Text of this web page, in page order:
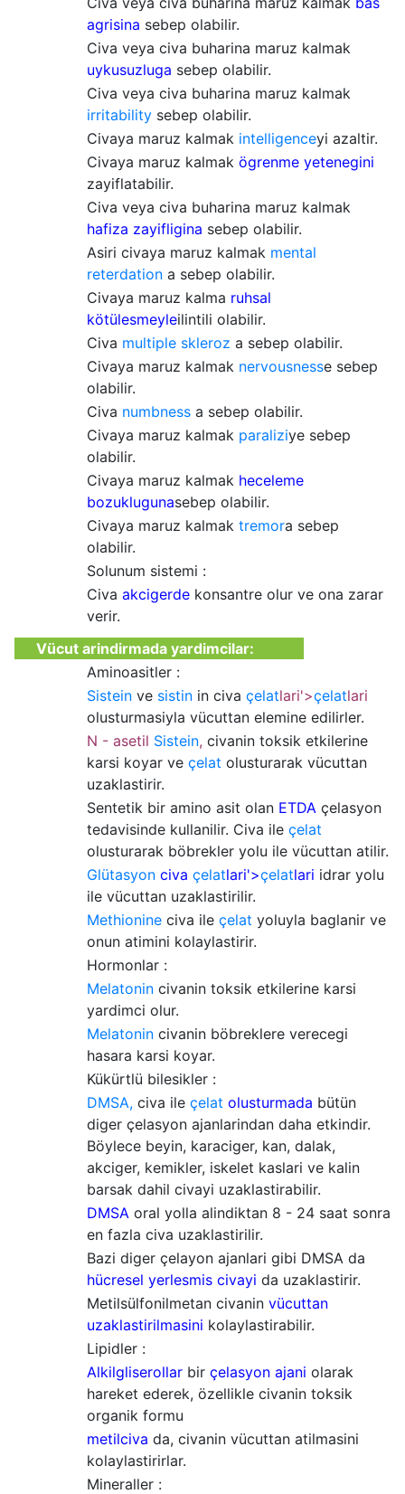
agrisina sebep olabilir.
Civa veya civa buharina maruz kalmak
uykusuzluga sebep olabilir.
Civa veya civa buharina maruz kalmak
irritability sebep olabilir.
Civaya maruz kalmak intelligenceyi azaltir.
Civaya maruz kalmak ögrenme yetenegini
zayiflatabilir.
Civa veya civa buharina maruz kalmak
hafiza zayifligina sebep olabilir.
Asiri civaya maruz kalmak mental
reterdation a sebep olabilir.
Civaya maruz kalma ruhsal
kötülesmeyleilintili olabilir.
Civa multiple skleroz a sebep olabilir.
Civaya maruz kalmak nervousnesse sebep
olabilir.
Civa numbness a sebep olabilir.
Civaya maruz kalmak paraliziye sebep
olabilir.
Civaya maruz kalmak heceleme
bozuklugunasebep olabilir.
Civaya maruz kalmak tremora sebep
olabilir.
Solunum sistemi :
Civa akcigerde konsantre olur ve ona zarar
verir.
Vücut arindirmada yardimcilar:
Aminoasitler :
Sistein ve sistin in civa çelatlari'>çelatlari
olusturmasiyla vücuttan elemine edilirler.
N - asetil Sistein, civanin toksik etkilerine
karsi koyar ve çelat olusturarak vücuttan
uzaklastirir.
Sentetik bir amino asit olan ETDA çelasyon
tedavisinde kullanilir. Civa ile çelat
olusturarak böbrekler yolu ile vücuttan atilir.
Glütasyon civa çelatlari'>çelatlari idrar yolu
ile vücuttan uzaklastirilir.
Methionine civa ile çelat yoluyla baglanir ve
onun atimini kolaylastirir.
Hormonlar :
Melatonin civanin toksik etkilerine karsi
yardimci olur.
Melatonin civanin böbreklere verecegi
hasara karsi koyar.
Kükürtlü bilesikler :
DMSA, civa ile çelat olusturmada bütün
diger çelasyon ajanlarindan daha etkindir.
Böylece beyin, karaciger, kan, dalak,
akciger, kemikler, iskelet kaslari ve kalin
barsak dahil civayi uzaklastirabilir.
DMSA oral yolla alindiktan 8 - 24 saat sonra
en fazla civa uzaklastirilir.
Bazi diger çelayon ajanlari gibi DMSA da
hücresel yerlesmis civayi da uzaklastirir.
Metilsülfonilmetan civanin vücuttan
uzaklastirilmasini kolaylastirabilir.
Lipidler :
Alkilgliserollar bir çelasyon ajani olarak
hareket ederek, özellikle civanin toksik
organik formu
metilciva da, civanin vücuttan atilmasini
kolaylastirirlar.
Mineraller :